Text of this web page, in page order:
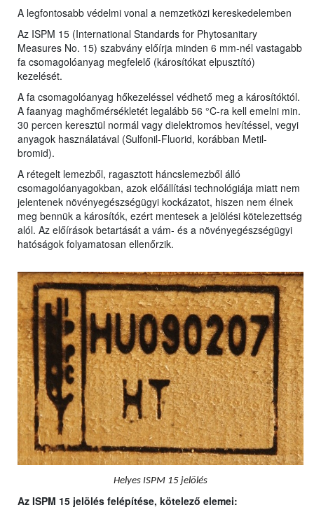
A legfontosabb védelmi vonal a nemzetközi kereskedelemben
Az ISPM 15 (International Standards for Phytosanitary
Measures No. 15) szabvány előírja minden 6 mm-nél vastagabb
fa csomagolóanyag megfelelő (károsítókat elpusztító)
kezelését.
A fa csomagolóanyag hőkezeléssel védhető meg a károsítóktól.
A faanyag maghőmérsékletét legalább 56 °C-ra kell emelni min.
30 percen keresztül normál vagy dielektromos hevítéssel, vegyi
anyagok használatával (Sulfonil-Fluorid, korábban Metil-
bromid).
A rétegelt lemezből, ragasztott háncslemezből álló
csomagolóanyagokban, azok előállítási technológiája miatt nem
jelentenek növényegészségügyi kockázatot, hiszen nem élnek
meg bennük a károsítók, ezért mentesek a jelölési kötelezettség
alól. Az előírások betartását a vám- és a növényegészségügyi
hatóságok folyamatosan ellenőrzik.
Helyes ISPM 15 jelölés
Az ISPM 15 jelölés felépítése, kötelező elemei: